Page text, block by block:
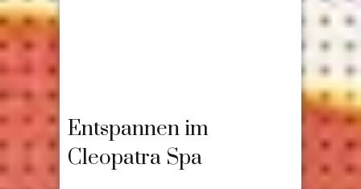
Entspannen im
Cleopatra Spa